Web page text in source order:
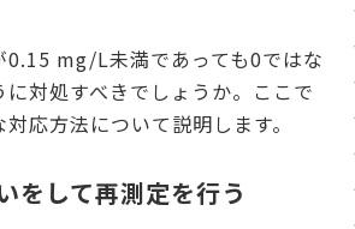
0.15 mg/L未満であっても0ではな
に対処すべきでしょうか。ここで
応方法について説明します。
をして再測定を行う